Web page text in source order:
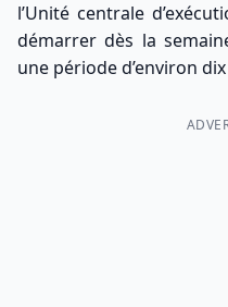
l’Unité centrale
démarrer dès la
une période d’environ